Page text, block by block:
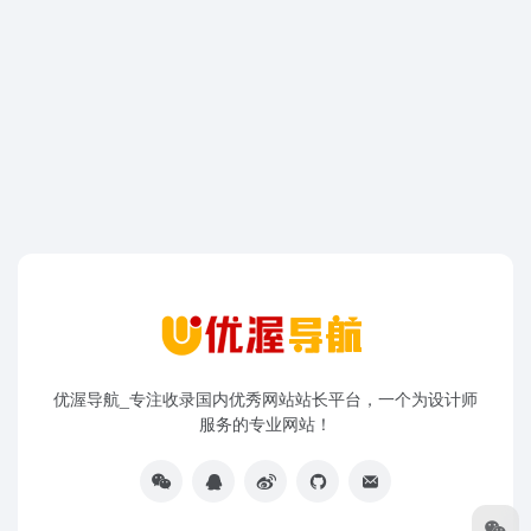
优渥导航_专注收录国内优秀网站站长平台，一个为设计师
服务的专业网站！